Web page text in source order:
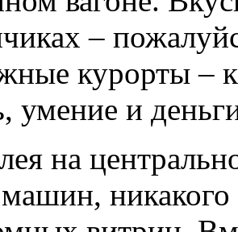
–
курорты –
умение и
на